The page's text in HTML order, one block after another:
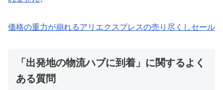
価格の重力が崩れるアリエクスプレスの売り尽くしセール
「出発地の物流ハブに到着」に関するよく
ある質問